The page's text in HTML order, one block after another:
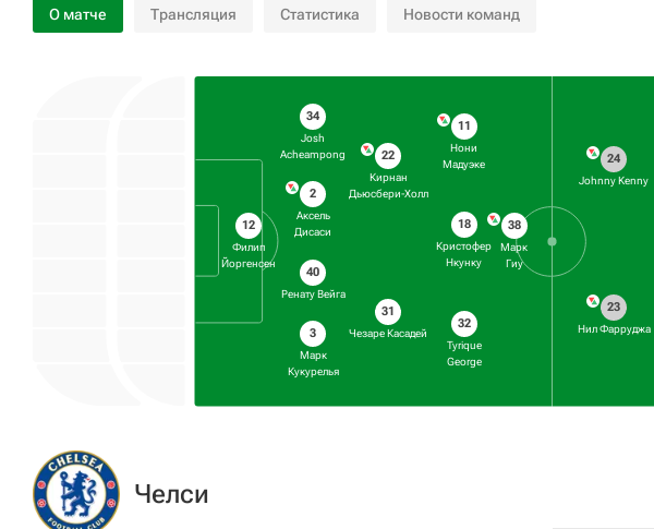
О матче Трансляция Статистика Новости команд
12
Филип
Йоргенсен
34
Josh
Acheampong
2
Аксель
Дисаси
40
Ренату Вейга
3
Марк
Кукурелья
22
Кирнан
Дьюсбери-Холл
31
Чезаре Касадей
11
Нони
Мадуэке
18
Кристофер
Нкунку
32
Tyrique
George
38
Марк
Гиу
24
Johnny Kenny
23
Нил Фарруджа
Челси